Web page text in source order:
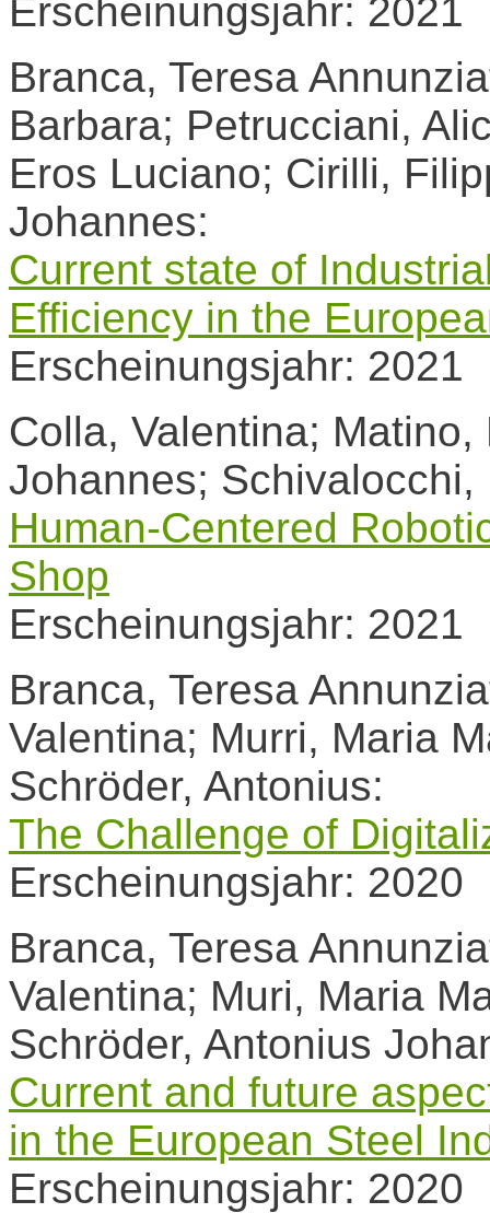
Erscheinungsjahr: 2021
Branca, Teresa
Barbara; Petrucciani,
Eros Luciano; Cirilli,
Johannes:
Current state of
Efficiency in the
Erscheinungsjahr: 2021
Colla, Valentina;
Johannes;
Human-Centered
Shop
Erscheinungsjahr: 2021
Branca, Teresa
Valentina; Murri, Maria
Schröder, Antonius:
The Challenge of
Erscheinungsjahr: 2020
Branca, Teresa
Valentina; Muri, Maria
Schröder, Antonius
Current and future
in the European Steel
Erscheinungsjahr: 2020